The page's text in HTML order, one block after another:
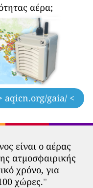
αέρα;
aqicn.org/gaia/ <
είναι ο αέρας
ατμοσφαιρικής
χρόνο, για
χώρες.”